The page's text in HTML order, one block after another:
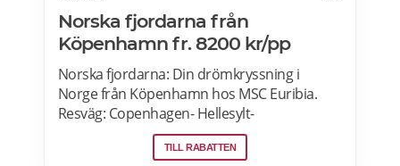
Norska fjordarna från
Köpenhamn fr. 8200 kr/pp
Norska fjordarna: Din drömkryssning i
Norge från Köpenhamn hos MSC Euribia.
Resväg: Copenhagen- Hellesylt-
Nordfjordeid- Flåm-Kiel, 6 dagar. Alla
måltider ingår i priset. Läs mer om
TILL RABATTEN